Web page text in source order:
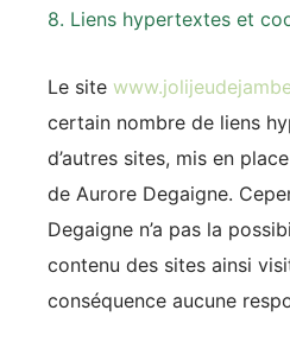
8. Liens hypertextes et
Le site
certain nombre de liens
d’autres sites, mis en
de Aurore Degaigne.
Degaigne n’a pas la
contenu des sites ainsi
conséquence aucune